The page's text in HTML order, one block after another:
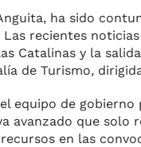
ha sido
recientes
Catalinas y la
de Turismo,
equipo de
avanzado que solo
en las